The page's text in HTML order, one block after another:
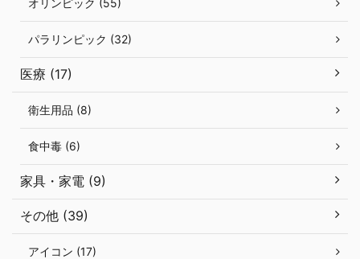
オリンピック (55)
パラリンピック (32)
医療 (17)
衛生用品 (8)
食中毒 (6)
家具・家電 (9)
その他 (39)
アイコン (17)